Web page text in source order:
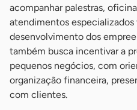
acompanhar palestras,
atendimentos especializados
desenvolvimento dos
também busca incentivar a
pequenos negócios, com
organização financeira,
com clientes.